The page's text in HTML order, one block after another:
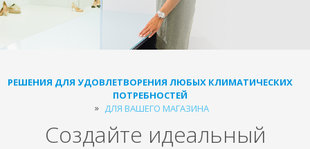
РЕШЕНИЯ ДЛЯ УДОВЛЕТВОРЕНИЯ ЛЮБЫХ КЛИМАТИЧЕСКИХ
ПОТРЕБНОСТЕЙ
ДЛЯ ВАШЕГО МАГАЗИНА
Создайте идеальный